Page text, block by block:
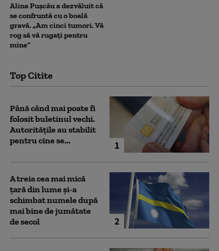
Alina Pușcău a dezvăluit că
se confruntă cu o boală
gravă. „Am cinci tumori. Vă
rog să vă rugați pentru
mine”
Top Citite
1
Până când mai poate fi
folosit buletinul vechi.
Autoritățile au stabilit
pentru cine se...
2
A treia cea mai mică
țară din lume și-a
schimbat numele după
mai bine de jumătate
de secol